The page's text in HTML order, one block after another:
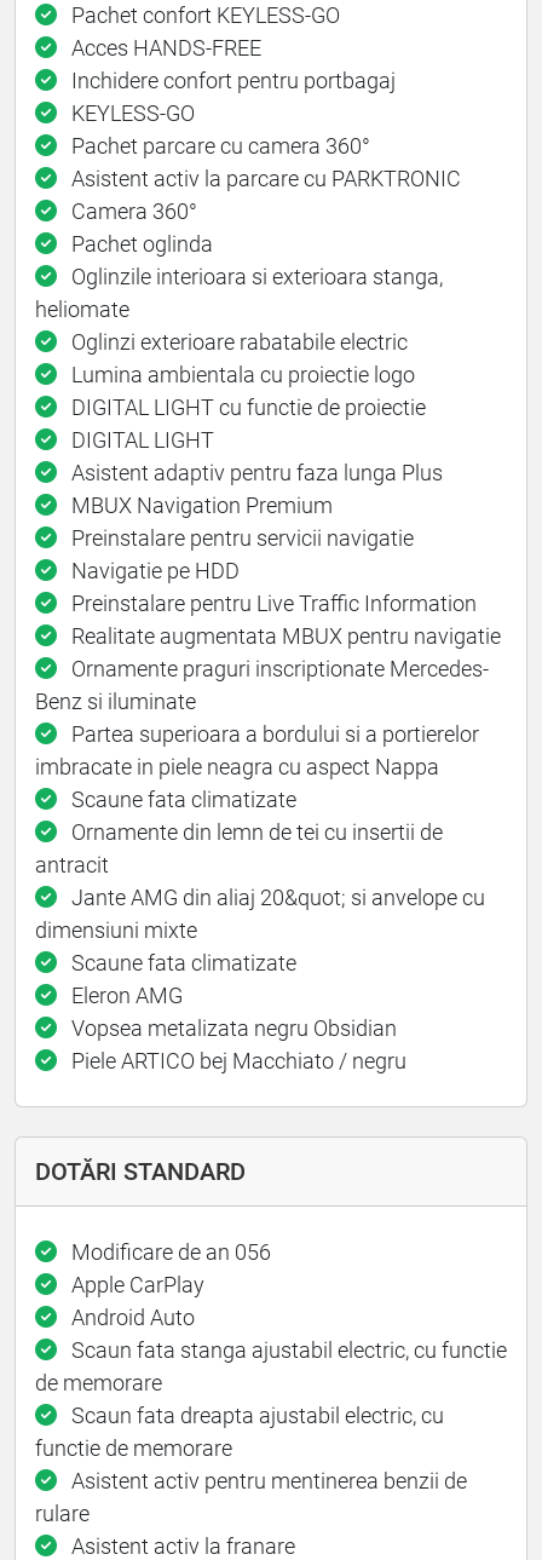
Pachet confort KEYLESS-GO
Acces HANDS-FREE
Inchidere confort pentru portbagaj
KEYLESS-GO
Pachet parcare cu camera 360°
Asistent activ la parcare cu PARKTRONIC
Camera 360°
Pachet oglinda
Oglinzile interioara si exterioara stanga,
heliomate
Oglinzi exterioare rabatabile electric
Lumina ambientala cu proiectie logo
DIGITAL LIGHT cu functie de proiectie
DIGITAL LIGHT
Asistent adaptiv pentru faza lunga Plus
MBUX Navigation Premium
Preinstalare pentru servicii navigatie
Navigatie pe HDD
Preinstalare pentru Live Traffic Information
Realitate augmentata MBUX pentru navigatie
Ornamente praguri inscriptionate Mercedes-
Benz si iluminate
Partea superioara a bordului si a portierelor
imbracate in piele neagra cu aspect Nappa
Scaune fata climatizate
Ornamente din lemn de tei cu insertii de
antracit
Jante AMG din aliaj 20&quot; si anvelope cu
dimensiuni mixte
Scaune fata climatizate
Eleron AMG
Vopsea metalizata negru Obsidian
Piele ARTICO bej Macchiato / negru
DOTĂRI STANDARD
Modificare de an 056
Apple CarPlay
Android Auto
Scaun fata stanga ajustabil electric, cu functie
de memorare
Scaun fata dreapta ajustabil electric, cu
functie de memorare
Asistent activ pentru mentinerea benzii de
rulare
Asistent activ la franare